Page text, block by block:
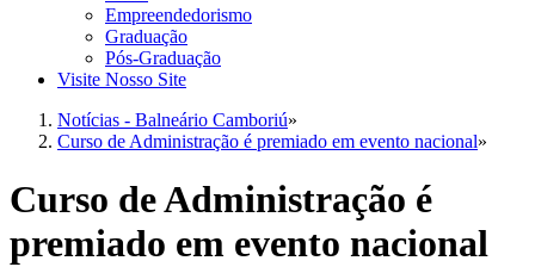
Empreendedorismo
Graduação
Pós-Graduação
Visite Nosso Site
Notícias - Balneário Camboriú»
Curso de Administração é premiado em evento nacional»
Curso de Administração é
premiado em evento nacional